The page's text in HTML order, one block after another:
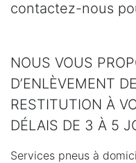
contactez-nous
NOUS VOUS
D’ENLÈVEMENT
RESTITUTION À
DÉLAIS DE 3 À 5
Services pneus à